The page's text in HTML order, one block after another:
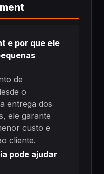
e por que ele
de
o
entrega dos
ele garante
custo e
cliente.
pode ajudar